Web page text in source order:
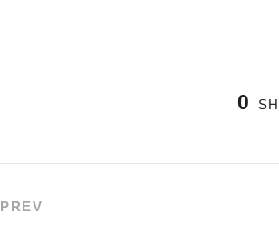
0
PREV